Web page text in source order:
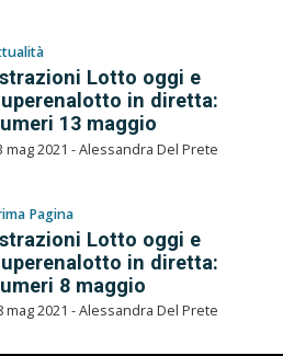
Lotto oggi e
in diretta:
13 maggio
mag 2021 - Alessandra Del Prete
Pagina
Lotto oggi e
in diretta:
8 maggio
mag 2021 - Alessandra Del Prete